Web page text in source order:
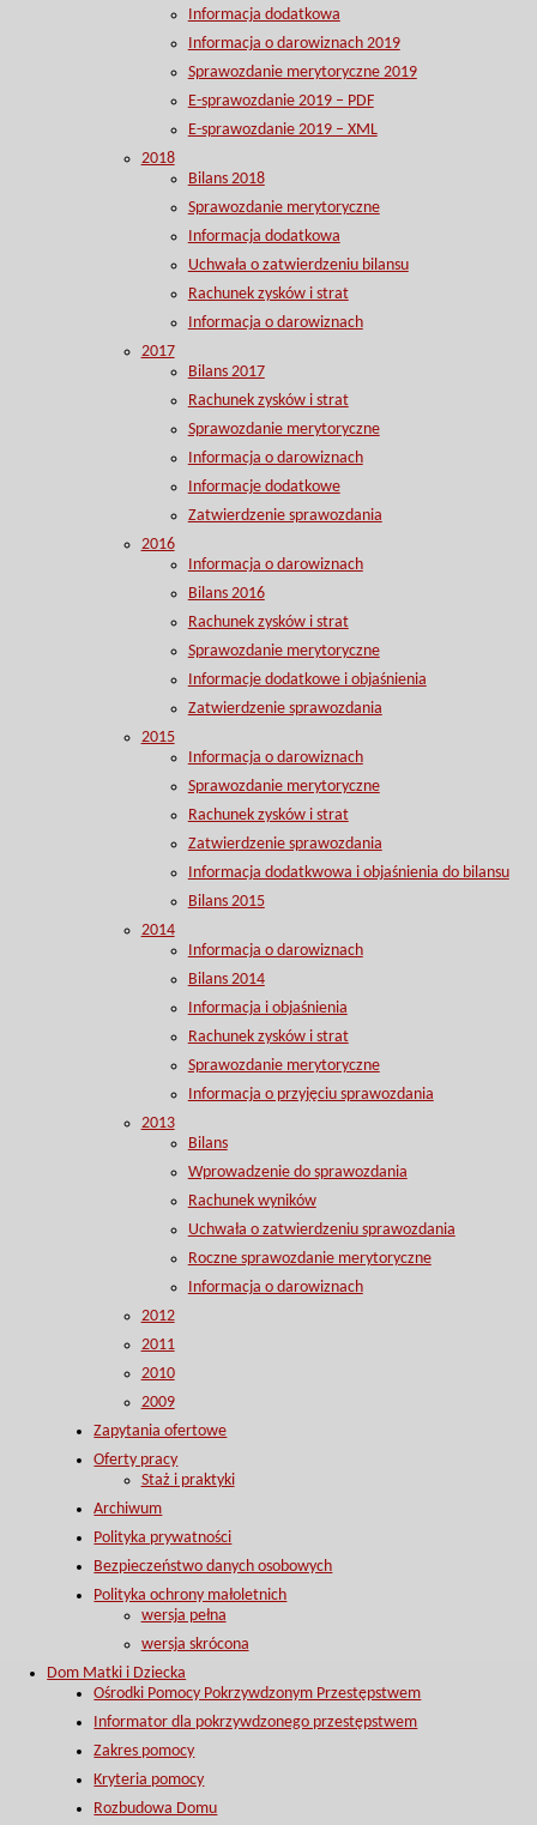
Informacja dodatkowa
Informacja o darowiznach 2019
Sprawozdanie merytoryczne 2019
E-sprawozdanie 2019 – PDF
E-sprawozdanie 2019 – XML
2018
Bilans 2018
Sprawozdanie merytoryczne
Informacja dodatkowa
Uchwała o zatwierdzeniu bilansu
Rachunek zysków i strat
Informacja o darowiznach
2017
Bilans 2017
Rachunek zysków i strat
Sprawozdanie merytoryczne
Informacja o darowiznach
Informacje dodatkowe
Zatwierdzenie sprawozdania
2016
Informacja o darowiznach
Bilans 2016
Rachunek zysków i strat
Sprawozdanie merytoryczne
Informacje dodatkowe i objaśnienia
Zatwierdzenie sprawozdania
2015
Informacja o darowiznach
Sprawozdanie merytoryczne
Rachunek zysków i strat
Zatwierdzenie sprawozdania
Informacja dodatkwowa i objaśnienia do bilansu
Bilans 2015
2014
Informacja o darowiznach
Bilans 2014
Informacja i objaśnienia
Rachunek zysków i strat
Sprawozdanie merytoryczne
Informacja o przyjęciu sprawozdania
2013
Bilans
Wprowadzenie do sprawozdania
Rachunek wyników
Uchwała o zatwierdzeniu sprawozdania
Roczne sprawozdanie merytoryczne
Informacja o darowiznach
2012
2011
2010
2009
Zapytania ofertowe
Oferty pracy
Staż i praktyki
Archiwum
Polityka prywatności
Bezpieczeństwo danych osobowych
Polityka ochrony małoletnich
wersja pełna
wersja skrócona
Dom Matki i Dziecka
Ośrodki Pomocy Pokrzywdzonym Przestępstwem
Informator dla pokrzywdzonego przestępstwem
Zakres pomocy
Kryteria pomocy
Rozbudowa Domu